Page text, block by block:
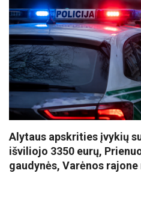
Alytaus apskrities įvykių
išviliojo 3350 eurų,
gaudynės, Varėnos